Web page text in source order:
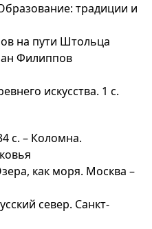
традиции и
на пути Штольца
Филиппо
искусства. 1 с.
с. – Коломна.
как моря. Москва –
север. Санкт-